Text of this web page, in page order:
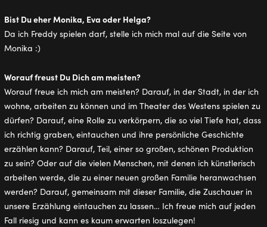
Bist Du eher Monika, Eva oder Helga?
Da ich Freddy spielen darf, stelle ich mich mal auf die Seite von
Monika :)
Worauf freust Du Dich am meisten?
Worauf freue ich mich am meisten? Darauf, in der Stadt, in der ich
wohne, arbeiten zu können und im Theater des Westens spielen zu
dürfen? Darauf, eine Rolle zu verkörpern, die so viel Tiefe hat, dass
ich richtig graben, eintauchen und ihre persönliche Geschichte
erzählen kann? Darauf, Teil, einer so großen, schönen Produktion
zu sein? Oder auf die vielen Menschen, mit denen ich künstlerisch
arbeiten werde, die zu einer neuen großen Familie heranwachsen
werden? Darauf, gemeinsam mit dieser Familie, die Zuschauer in
unsere Erzählung eintauchen zu lassen… Ich freue mich auf jeden
Fall riesig und kann es kaum erwarten loszulegen!